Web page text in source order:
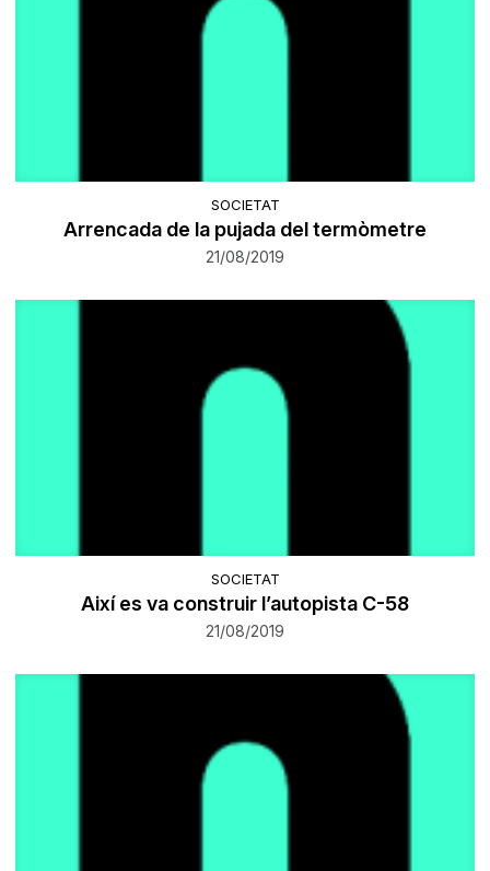
SOCIETAT
Arrencada de la pujada del termòmetre
21/08/2019
SOCIETAT
Així es va construir l’autopista C-58
21/08/2019